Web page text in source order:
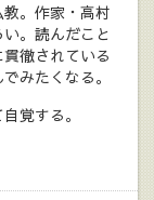
。作家・高村
。読んだこと
徹されている
みたくなる。
覚する。